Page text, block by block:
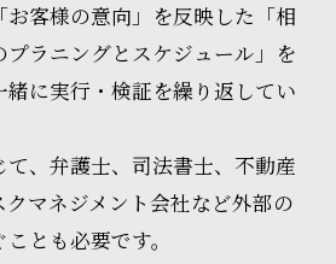
お客様の意向」を反映した「相
ラニングとスケジュール」を
に実行・検証を繰り返してい
て、弁護士、司法書士、不動産
マネジメント会社など外部の
とも必要です。